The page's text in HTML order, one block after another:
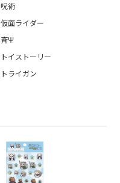
呪術
仮面ライダー
斉Ψ
トイストーリー
トライガン